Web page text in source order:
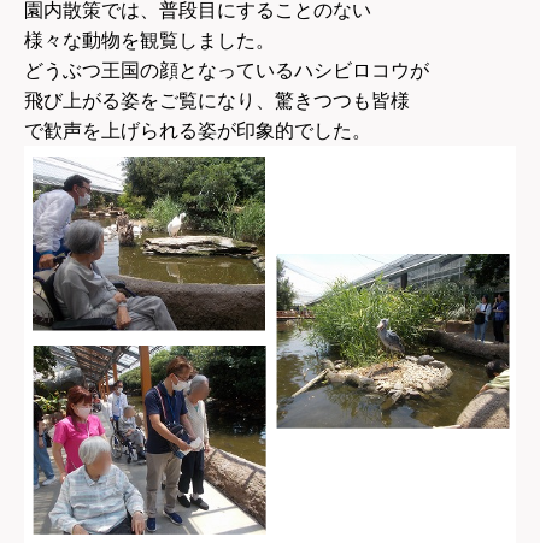
園内散策では、普段目にすることのない
様々な動物を観覧しました。
どうぶつ王国の顔となっているハシビロコウが
飛び上がる姿をご覧になり、驚きつつも皆様
で歓声を上げられる姿が印象的でした。